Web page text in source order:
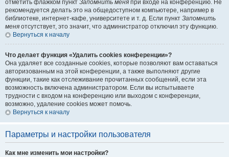
отметить флажком пункт Запомнить меня при входе на конференцию. Не
рекомендуется делать это на общедоступном компьютере, например в
библиотеке, интернет-кафе, университете и т. д. Если пункт Запомнить
меня отсутствует, это значит, что администратор отключил эту функцию.
Вернуться к началу
Что делает функция «Удалить cookies конференции»?
Она удаляет все созданные cookies, которые позволяют вам оставаться
авторизованным на этой конференции, а также выполняют другие
функции, такие как отслеживание прочитанных сообщений, если эта
возможность включена администратором. Если вы испытываете
трудности с входом на конференцию или выходом с конференции,
возможно, удаление cookies может помочь.
Вернуться к началу
Параметры и настройки пользователя
Как мне изменить мои настройки?